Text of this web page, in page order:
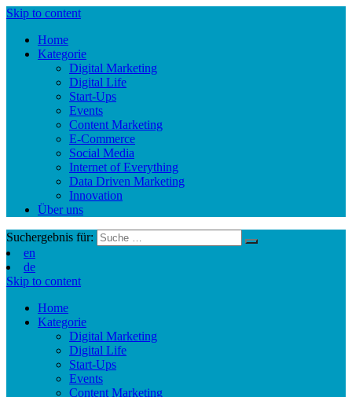
Skip to content
Home
Kategorie
Digital Marketing
Digital Life
Start-Ups
Events
Content Marketing
E-Commerce
Social Media
Internet of Everything
Data Driven Marketing
Innovation
Über uns
Suchergebnis für:
en
de
Skip to content
Home
Kategorie
Digital Marketing
Digital Life
Start-Ups
Events
Content Marketing